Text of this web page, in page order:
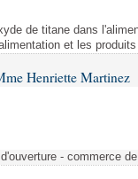
de titane dans
et les
Henriette Martinez
- commerce